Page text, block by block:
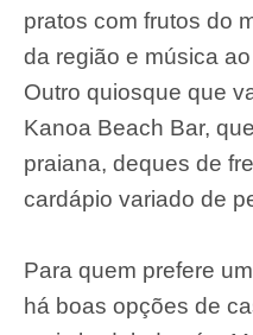
pratos com frutos do
da região e música
Outro quiosque que
Kanoa Beach Bar,
praiana, deques de
cardápio variado de
Para quem prefere
há boas opções de